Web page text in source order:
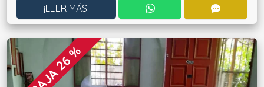
¡LEER MÁS! CONTACTAR POR